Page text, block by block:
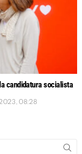
candidatura socialista
08:28